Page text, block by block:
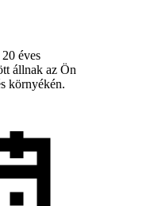
éves
állnak az Ön
környékén.